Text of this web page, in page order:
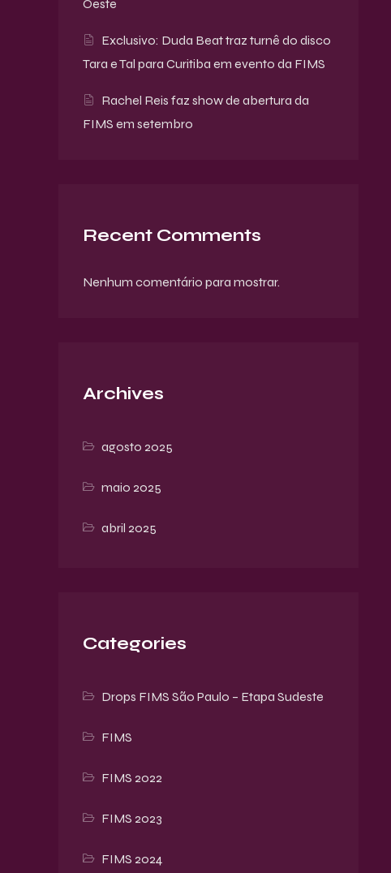
Oeste
Exclusivo: Duda Beat traz turnê do disco
Tara e Tal para Curitiba em evento da FIMS
Rachel Reis faz show de abertura da
FIMS em setembro
Recent Comments
Nenhum comentário para mostrar.
Archives
agosto 2025
maio 2025
abril 2025
Categories
Drops FIMS São Paulo – Etapa Sudeste
FIMS
FIMS 2022
FIMS 2023
FIMS 2024